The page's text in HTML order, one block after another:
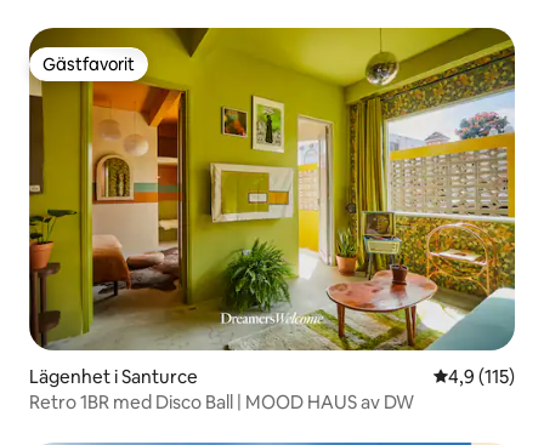
Gästfavorit
Gästfavorit
Lägenhet i Santurce 4,9 av 5 i
4,9 (115)
Retro 1BR med Disco Ball | MOOD HAUS av DW